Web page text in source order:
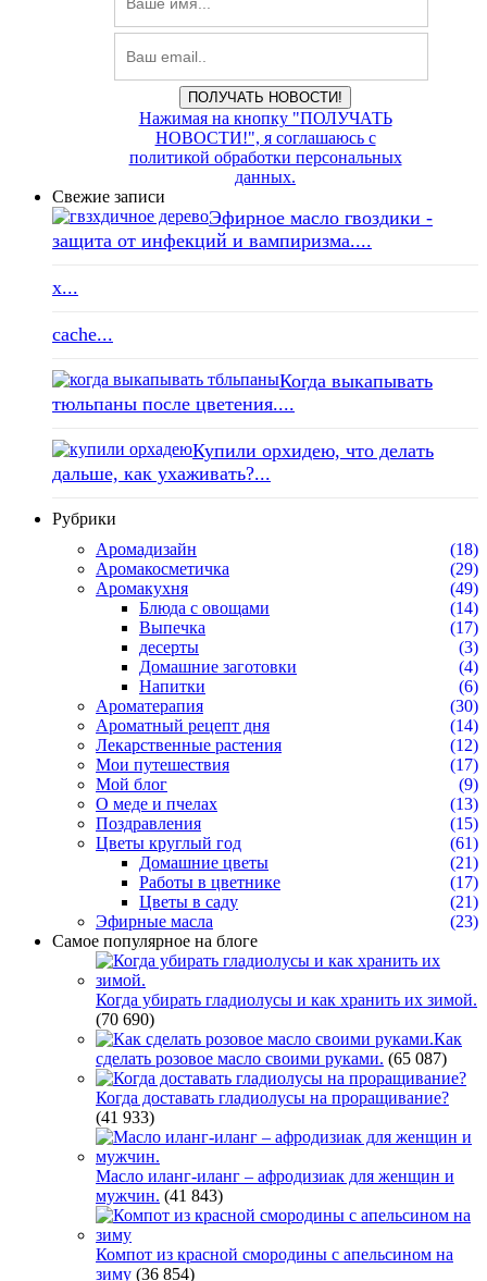
ПОЛУЧАТЬ НОВОСТИ!
Нажимая на кнопку "ПОЛУЧАТЬ
НОВОСТИ!", я соглашаюсь с
политикой обработки персональных
данных.
Свежие записи
Эфирное масло гвоздики -
защита от инфекций и вампиризма....
x...
cache...
Когда выкапывать
тюльпаны после цветения....
Купили орхидею, что делать
дальше, как ухаживать?...
Рубрики
Аромадизайн
(18)
Аромакосметичка
(29)
Аромакухня
(49)
Блюда с овощами
(14)
Выпечка
(17)
десерты
(3)
Домашние заготовки
(4)
Напитки
(6)
Ароматерапия
(30)
Ароматный рецепт дня
(14)
Лекарственные растения
(12)
Мои путешествия
(17)
Мой блог
(9)
О меде и пчелах
(13)
Поздравления
(15)
Цветы круглый год
(61)
Домашние цветы
(21)
Работы в цветнике
(17)
Цветы в саду
(21)
Эфирные масла
(23)
Самое популярное на блоге
Когда убирать гладиолусы и как хранить их зимой.
(70 690)
Как
сделать розовое масло своими руками. (65 087)
Когда доставать гладиолусы на проращивание?
(41 933)
Масло иланг-иланг – афродизиак для женщин и
мужчин. (41 843)
Компот из красной смородины с апельсином на
зиму (36 854)